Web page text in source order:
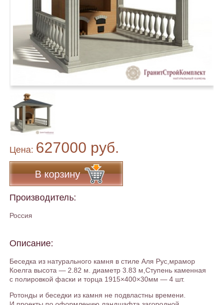
Цена: 627000 руб.
В корзину
Производитель:
Россия
Описание:
Беседка из натурального камня в стиле Аля Рус,мрамор
Коелга высота — 2.82 м. диаметр 3.83 м,Ступень каменная
с полировкой фаски и торца 1915×400×30мм — 4 шт.
Ротонды и беседки из камня не подвластны времени.